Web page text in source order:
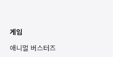
게임
애니멀 버스터즈